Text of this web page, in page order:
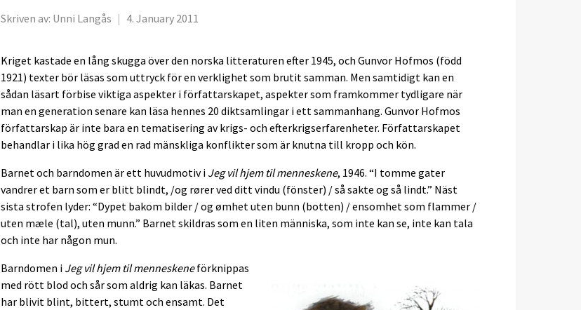
Skriven av: Unni Langås | 4. January 2011
Kriget kastade en lång skugga över den norska litteraturen efter 1945, och Gunvor Hofmos (född
1921) texter bör läsas som uttryck för en verklighet som brutit samman. Men samtidigt kan en
sådan läsart förbise viktiga aspekter i författarskapet, aspekter som framkommer tydligare när
man en generation senare kan läsa hennes 20 diktsamlingar i ett sammanhang. Gunvor Hofmos
författarskap är inte bara en tematisering av krigs- och efterkrigserfarenheter. Författarskapet
behandlar i lika hög grad en rad mänskliga konflikter som är knutna till kropp och kön.
Barnet och barndomen är ett huvudmotiv i Jeg vil hjem til menneskene, 1946. “I tomme gater
vandrer et barn som er blitt blindt, /og rører ved ditt vindu (fönster) / så sakte og så lindt.” Näst
sista strofen lyder: “Dypet bakom bilder / og ømhet uten bunn (botten) / ensomhet som flammer /
uten mæle (tal), uten munn.” Barnet skildras som en liten människa, som inte kan se, inte kan tala
och inte har någon mun.
Barndomen i Jeg vil hjem til menneskeneförknippas
med rött blod och sår som aldrig kan läkas. Barnet
har blivit blint, bittert, stumt och ensamt. Det